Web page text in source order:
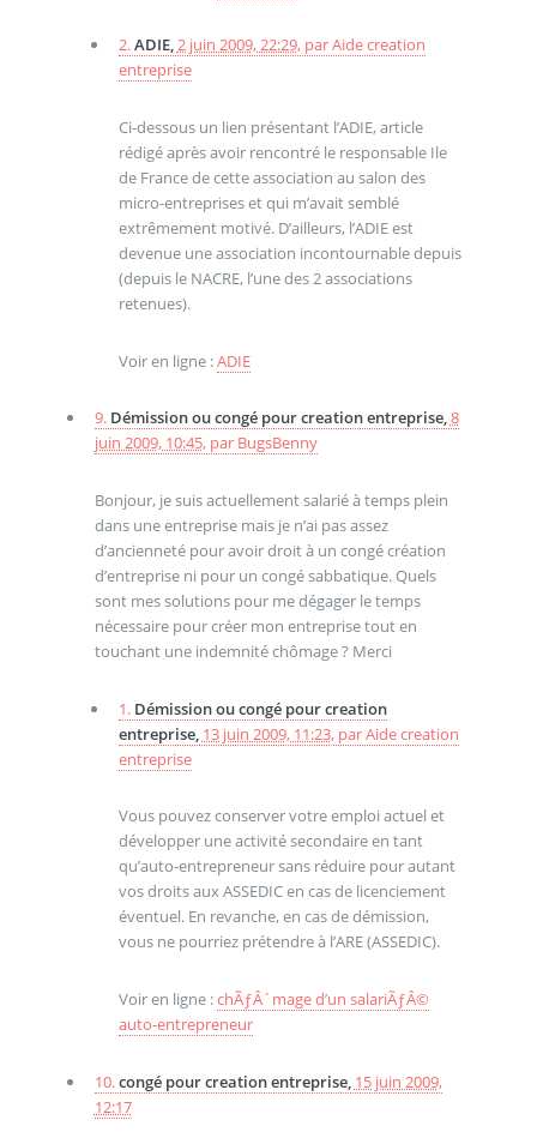
2.ADIE,2 juin 2009, 22:29, parAide creation
entreprise
Ci-dessous un lien présentant l’ADIE, article
rédigé après avoir rencontré le responsable Ile
de France de cette association au salon des
micro-entreprises et qui m’avait semblé
extrêmement motivé. D’ailleurs, l’ADIE est
devenue une association incontournable depuis
(depuis le NACRE, l’une des 2 associations
retenues).
Voir en ligne :ADIE
9. Démission ou congé pour creation entreprise,8
juin 2009, 10:45, par BugsBenny
Bonjour, je suis actuellement salarié à temps plein
dans une entreprise mais je n’ai pas assez
d’ancienneté pour avoir droit à un congé création
d’entreprise ni pour un congé sabbatique. Quels
sont mes solutions pour me dégager le temps
nécessaire pour créer mon entreprise tout en
touchant une indemnité chômage ? Merci
1. Démission ou congé pour creation
entreprise, 13 juin 2009, 11:23, parAide creation
entreprise
Vous pouvez conserver votre emploi actuel et
développer une activité secondaire en tant
qu’auto-entrepreneur sans réduire pour autant
vos droits aux ASSEDIC en cas de licenciement
éventuel. En revanche, en cas de démission,
vous ne pourriez prétendre à l’ARE (ASSEDIC).
Voir en ligne :chÃƒÂ´mage d’un salariÃƒÂ©
auto-entrepreneur
10.congé pour creation entreprise, 15 juin 2009,
12:17